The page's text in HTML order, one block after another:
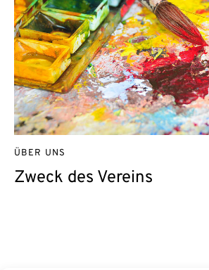
Zweck des Vereins
ÜBER UNS